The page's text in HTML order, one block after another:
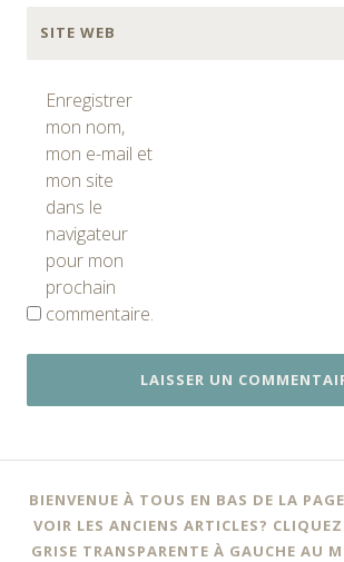
SITE WEB
Enregistrer
mon nom,
mon e-mail et
mon site
dans le
navigateur
pour mon
prochain
commentaire.
BIENVENUE À TOUS EN BAS DE LA
VOIR LES ANCIENS ARTICLES?
GRISE TRANSPARENTE À GAUCHE AU